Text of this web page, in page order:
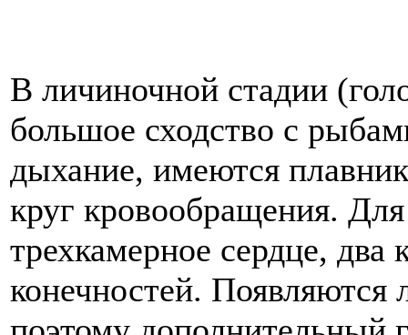
В личиночной стадии
большое сходство с
дыхание, имеются
круг кровообращения.
трехкамерное сердце,
конечностей. Появляются